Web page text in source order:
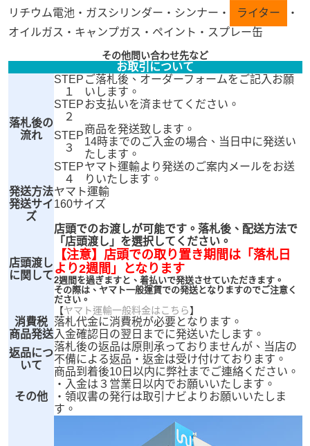
リチウム電池・ガスシリンダー・シンナー・
ライター
・
オイルガス・キャンプガス・ペイント・スプレー缶
その他問い合わせ先など
お取引について
落札後の
流れ
STEP
１
ご落札後、オーダーフォームをご記入お願
いします。
STEP
２
お支払いを済ませてください。
STEP
３
商品を発送致します。
14時までのご入金の場合、当日中に発送い
たします。
STEP
４
ヤマト運輸より発送のご案内メールをお送
りいたします。
発送方法ヤマト運輸
発送サイ
ズ
160サイズ
店頭渡し
に関して
店頭でのお渡しが可能です。落札後、配送方法で
「店頭渡し」を選択してください。
【注意】店頭での取り置き期間は「落札日
より2週間」となります
2週間を過ぎますと、着払いで発送させていただきます。
その際は、ヤマト一般運賃での発送となりますのでご注意く
ださい。
【ヤマト運輸一般料金はこちら】
消費税
落札代金に消費税が必要となります。
商品発送 入金確認日の翌日までに発送いたします。
返品につ
いて
落札後の返品は原則承っておりませんが、当店の
不備による返品・返金は受け付けております。
商品到着後10日以内に弊社までご連絡ください。
その他
・入金は３営業日以内でお願いいたします。
・領収書の発行は取引ナビよりお願いいたしま
す。